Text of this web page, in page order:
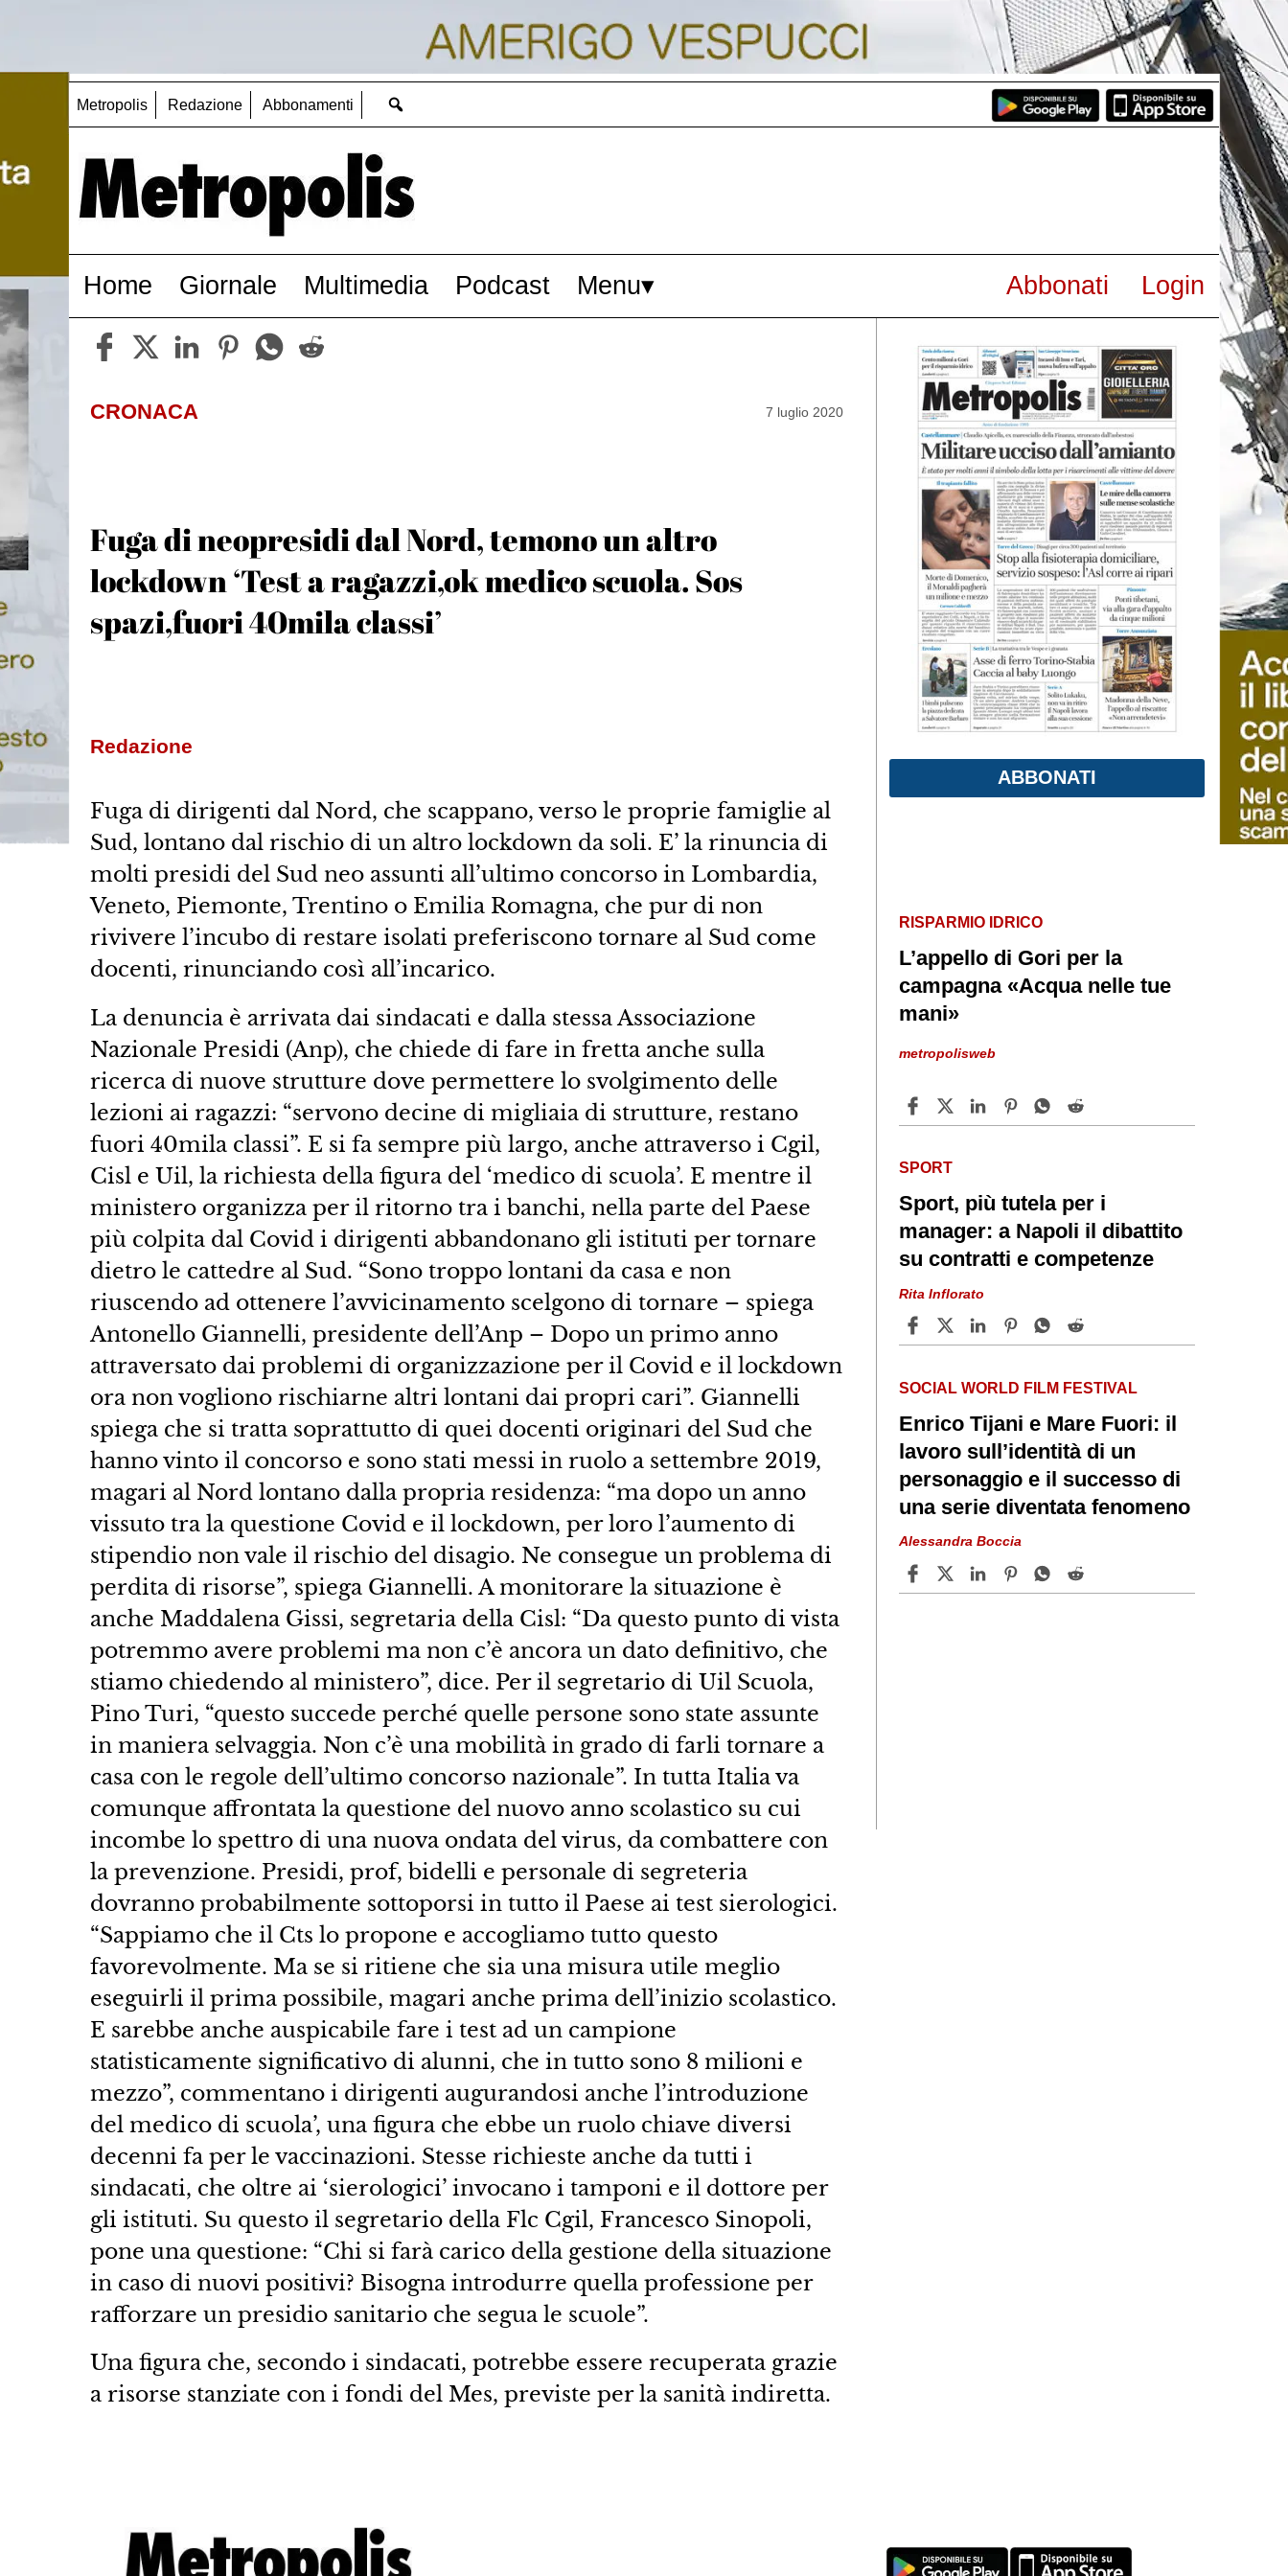
Metropolis Redazione Abbonamenti
Home Giornale Multimedia Podcast Menu Abbonati Login
CRONACA 7 luglio 2020
Fuga di neopresidi dal Nord, temono un altro
lockdown ‘Test a ragazzi,ok medico scuola. Sos
spazi,fuori 40mila classi’
Redazione
Fuga di dirigenti dal Nord, che scappano, verso le proprie famiglie al
Sud, lontano dal rischio di un altro lockdown da soli. E’ la rinuncia di
molti presidi del Sud neo assunti all’ultimo concorso in Lombardia,
Veneto, Piemonte, Trentino o Emilia Romagna, che pur di non
rivivere l’incubo di restare isolati preferiscono tornare al Sud come
docenti, rinunciando così all’incarico.
La denuncia è arrivata dai sindacati e dalla stessa Associazione
Nazionale Presidi (Anp), che chiede di fare in fretta anche sulla
ricerca di nuove strutture dove permettere lo svolgimento delle
lezioni ai ragazzi: “servono decine di migliaia di strutture, restano
fuori 40mila classi”. E si fa sempre più largo, anche attraverso i Cgil,
Cisl e Uil, la richiesta della figura del ‘medico di scuola’. E mentre il
ministero organizza per il ritorno tra i banchi, nella parte del Paese
più colpita dal Covid i dirigenti abbandonano gli istituti per tornare
dietro le cattedre al Sud. “Sono troppo lontani da casa e non
riuscendo ad ottenere l’avvicinamento scelgono di tornare – spiega
Antonello Giannelli, presidente dell’Anp – Dopo un primo anno
attraversato dai problemi di organizzazione per il Covid e il lockdown
ora non vogliono rischiarne altri lontani dai propri cari”. Giannelli
spiega che si tratta soprattutto di quei docenti originari del Sud che
hanno vinto il concorso e sono stati messi in ruolo a settembre 2019,
magari al Nord lontano dalla propria residenza: “ma dopo un anno
vissuto tra la questione Covid e il lockdown, per loro l’aumento di
stipendio non vale il rischio del disagio. Ne consegue un problema di
perdita di risorse”, spiega Giannelli. A monitorare la situazione è
anche Maddalena Gissi, segretaria della Cisl: “Da questo punto di vista
potremmo avere problemi ma non c’è ancora un dato definitivo, che
stiamo chiedendo al ministero”, dice. Per il segretario di Uil Scuola,
Pino Turi, “questo succede perché quelle persone sono state assunte
in maniera selvaggia. Non c’è una mobilità in grado di farli tornare a
casa con le regole dell’ultimo concorso nazionale”. In tutta Italia va
comunque affrontata la questione del nuovo anno scolastico su cui
incombe lo spettro di una nuova ondata del virus, da combattere con
la prevenzione. Presidi, prof, bidelli e personale di segreteria
dovranno probabilmente sottoporsi in tutto il Paese ai test sierologici.
“Sappiamo che il Cts lo propone e accogliamo tutto questo
favorevolmente. Ma se si ritiene che sia una misura utile meglio
eseguirli il prima possibile, magari anche prima dell’inizio scolastico.
E sarebbe anche auspicabile fare i test ad un campione
statisticamente significativo di alunni, che in tutto sono 8 milioni e
mezzo”, commentano i dirigenti augurandosi anche l’introduzione
del medico di scuola’, una figura che ebbe un ruolo chiave diversi
decenni fa per le vaccinazioni. Stesse richieste anche da tutti i
sindacati, che oltre ai ‘sierologici’ invocano i tamponi e il dottore per
gli istituti. Su questo il segretario della Flc Cgil, Francesco Sinopoli,
pone una questione: “Chi si farà carico della gestione della situazione
in caso di nuovi positivi? Bisogna introdurre quella professione per
rafforzare un presidio sanitario che segua le scuole”.
Una figura che, secondo i sindacati, potrebbe essere recuperata grazie
a risorse stanziate con i fondi del Mes, previste per la sanità indiretta.
ABBONATI
RISPARMIO IDRICO
L’appello di Gori per la
campagna «Acqua nelle tue
mani»
metropolisweb
SPORT
Sport, più tutela per i
manager: a Napoli il dibattito
su contratti e competenze
Rita Inflorato
SOCIAL WORLD FILM FESTIVAL
Enrico Tijani e Mare Fuori: il
lavoro sull’identità di un
personaggio e il successo di
una serie diventata fenomeno
Alessandra Boccia